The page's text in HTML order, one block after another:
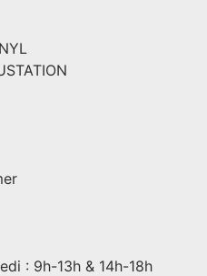
: 9h-13h & 14h-18h